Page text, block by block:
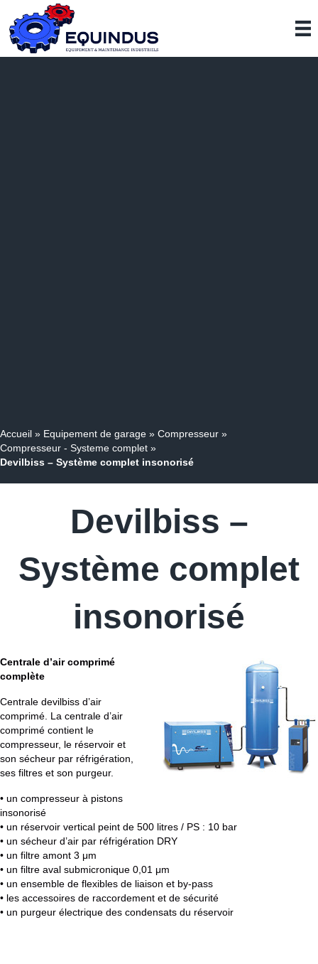
Accueil » Equipement de garage » Compresseur »
Compresseur - Systeme complet »
Devilbiss – Système complet insonorisé
Devilbiss –
Système complet
insonorisé
Centrale d’air comprimé
complète
Centrale devilbiss d’air
comprimé. La centrale d’air
comprimé contient le
compresseur, le réservoir et
son sécheur par réfrigération,
ses filtres et son purgeur.
• un compresseur à pistons
insonorisé
• un réservoir vertical peint de 500 litres / PS : 10 bar
• un sécheur d’air par réfrigération DRY
• un filtre amont 3 μm
• un filtre aval submicronique 0,01 μm
• un ensemble de flexibles de liaison et by-pass
• les accessoires de raccordement et de sécurité
• un purgeur électrique des condensats du réservoir